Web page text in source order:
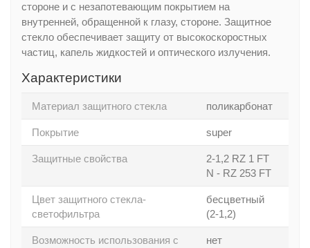
стороне и с незапотевающим покрытием на
внутренней, обращенной к глазу, стороне. Защитное
стекло обеспечивает защиту от высокоскоростных
частиц, капель жидкостей и оптического излучения.
Характеристики
Материал защитного стекла поликарбонат
Покрытие super
Защитные свойства
2-1,2 RZ 1 FT
N - RZ 253 FT
Цвет защитного стекла-
светофильтра
бесцветный
(2-1,2)
Возможность использования с
нет